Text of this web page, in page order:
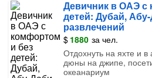
Девичник в ОАЭ с
детей: Дубай,
развлечений
$ 1880 за чел.
Отдохнуть на яхте и в
дюны на джипе,
океанариум